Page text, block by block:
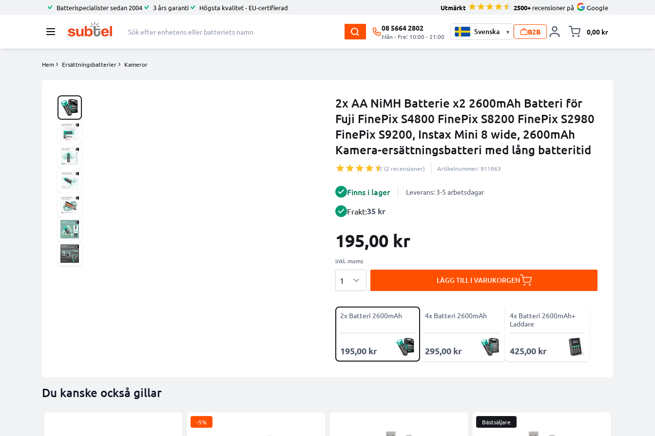
Batterispecialister sedan 2004 3 års garanti Högsta kvalitet - EU-certifierad Utmärkt 2500+ recensioner på Google
08 5664 2802
Mån - Fre: 10:00 - 21:00
▾ B2B 0,00 kr
Hem Ersättningsbatterier Kameror
2x AA NiMH Batterie x2 2600mAh Batteri för
Fuji FinePix S4800 FinePix S8200 FinePix S2980
FinePix S9200, Instax Mini 8 wide, 2600mAh
Kamera-ersättningsbatteri med lång batteritid
(2 recensioner) Artikelnummer: 911863
Finns i lager Leverans: 3-5 arbetsdagar
Frakt:35 kr
195,00 kr
inkl. moms
LÄGG TILL I VARUKORGEN
2x Batteri 2600mAh
195,00 kr
4x Batteri 2600mAh
295,00 kr
4x Batteri 2600mAh+
Laddare
425,00 kr
Du kanske också gillar
-5% Bästsäljare